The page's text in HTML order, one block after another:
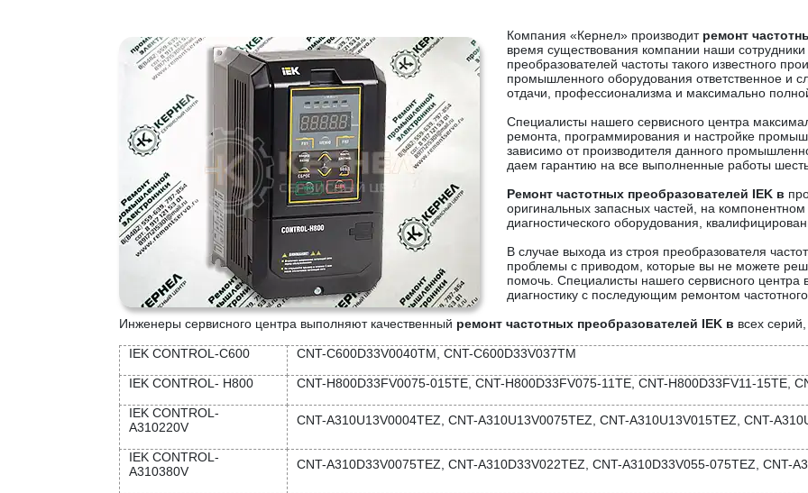
Компания «Кернел» производит ремонт
время существования компании наши
преобразователей частоты такого известного
промышленного оборудования ответственное и
отдачи, профессионализма и максимально
Специалисты нашего сервисного центра
ремонта, программирования и настройке
зависимо от производителя данного
даем гарантию на все выполненные работы
Ремонт частотных преобразователей IEK в
оригинальных запасных частей, на
диагностического оборудования,
В случае выхода из строя преобразователя
проблемы с приводом, которые вы не можете
помочь. Специалисты нашего сервисного
диагностику с последующим ремонтом
Инженеры сервисного центра выполняют качественный ремонт частотных преобразователей IEK в всех
IEK CONTROL-C600 CNT-C600D33V0040TM, CNT-C600D33V037TM
IEK CONTROL- H800 CNT-H800D33FV0075-015TE, CNT-H800D33FV075-11TE, CNT-H800D33FV11-15TE,
IEK CONTROL-
A310220V
CNT-A310U13V0004TEZ, CNT-A310U13V0075TEZ, CNT-A310U13V015TEZ, CNT-
IEK CONTROL-
A310380V
CNT-A310D33V0075TEZ, CNT-A310D33V022TEZ, CNT-A310D33V055-075TEZ, CNT-